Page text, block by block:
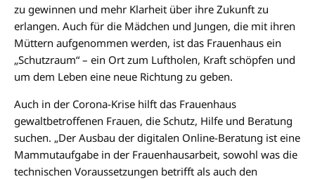
zu gewinnen und mehr Klarheit über ihre Zukunft zu
erlangen. Auch für die Mädchen und Jungen, die mit ihren
Müttern aufgenommen werden, ist das Frauenhaus ein
„Schutzraum“ – ein Ort zum Luftholen, Kraft schöpfen und
um dem Leben eine neue Richtung zu geben.
Auch in der Corona-Krise hilft das Frauenhaus
gewaltbetroffenen Frauen, die Schutz, Hilfe und Beratung
suchen. „Der Ausbau der digitalen Online-Beratung ist eine
Mammutaufgabe in der Frauenhausarbeit, sowohl was die
technischen Voraussetzungen betrifft als auch den